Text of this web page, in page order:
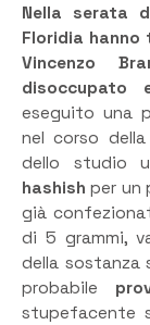
Nella serata
Floridia
Vincenzo
disoccupato
eseguito una
nel corso
dello studio
hashish per un
già
di 5 grammi,
della
probabile
stupefacente